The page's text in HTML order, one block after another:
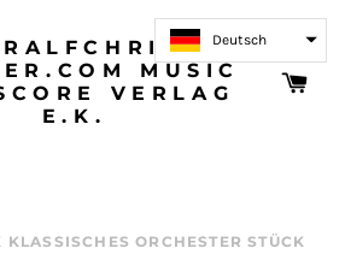
MUSIC
VERLAG
E.K.
ORCHESTER STÜCK
Deutsch